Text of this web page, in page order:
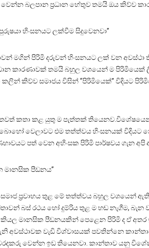
බලපාන ප්‍රධාන හේතුව තමයි ඔය කිව්ව
හිංසනයට ලක්වීම සිදුවෙනවා”
මගින් පිරිමි දරුවන් හිංසනයට ලක් වන
කාරණාවක් තමයි බහුල වශයෙන් ම
කිව්ව සමාජය විසින් “පිරිමියෙක්” විදියට
කතා කළ යුතු ම පැත්තක්
වෙලාවට එම තත්ත්වය හිංසනයක්
පත් වෙන අහිංසක පිරිමි පාර්ෂවය ගැන
මානසික පීඩනය”
ප්‍රවාහය තුළ මේ තත්ත්වය බහුල වශයෙන්
බස් රථය හෝ දුම්රිය තුළ ම හඬ නැගීම, බැන
මානසික පීඩනයකින් පෙළෙන පිරිමි ද ඒ
අවස්ථාවක වැඩි විශ්වාසයක් පවතින්නෙ
වෙන්න ඉඩ තියෙනවා. කාන්තාව යනු